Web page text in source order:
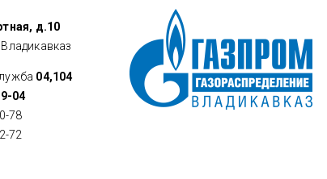
д.10
04,104
04
78
72